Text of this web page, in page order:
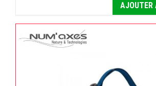
AJOUTER